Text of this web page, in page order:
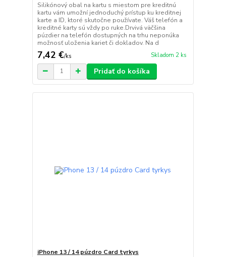
Silikónový obal na kartu s miestom pre kreditnú
kartu vám umožní jednoduchý prístup ku kreditnej
karte a ID, ktoré skutočne používate. Váš telefón a
kreditné karty sú vždy po ruke.Drvivá väčšina
púzdier na telefón dostupných na trhu neponúka
možnosť uloženia kariet či dokladov. Na d
7,42 €/ks Skladom 2 ks
Pridať do košíka
iPhone 13 / 14 púzdro Card tyrkys